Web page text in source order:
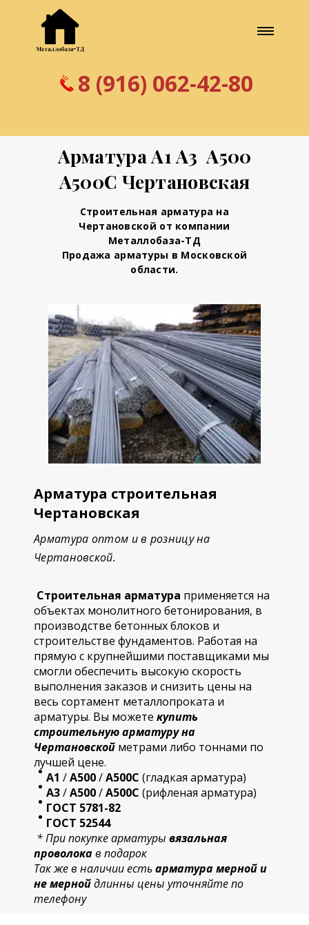
8 (916) 062-42-80
Арматура А1 А3 А500
А500С Чертановская
Строительная арматура на
Чертановской от компании
Металлобаза-ТД
Продажа арматуры в Московской
области.
Арматура строительная
Чертановская
Арматура оптом и в розницу на
Чертановской.
Строительная арматура применяется на
объектах монолитного бетонирования, в
производстве бетонных блоков и
строительстве фундаментов. Работая на
прямую с крупнейшими поставщиками мы
смогли обеспечить высокую скорость
выполнения заказов и снизить цены на
весь сортамент металлопроката и
арматуры. Вы можете купить
строительнуюарматуру на
Чертановской метрами либо тоннами по
лучшей цене.
А1 /А500/А500С (гладкая арматура)
А3/А500/А500С (рифленая арматура)
ГОСТ 5781-82
ГОСТ 52544
* При покупке арматуры вязальная
проволокав подарок
Так же в наличии естьарматура мерной и
не мернойдлинны цены уточняйте по
телефону